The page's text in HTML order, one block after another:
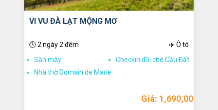
VI VU ĐÀ LẠT MỘNG MƠ
🕓 2 ngày 2 đêm
✈️ Ô tô
Săn mây
Checkin đồi chè Cầu Đất
Nhà thờ Domain de Marie
Giá: 1,690,000